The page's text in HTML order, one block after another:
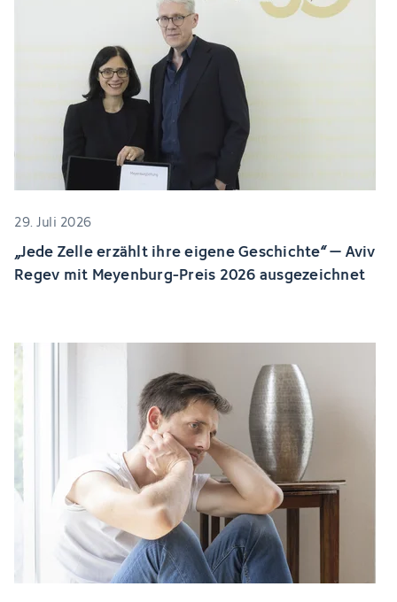
29. Juli 2026
„Jede Zelle erzählt ihre eigene Geschichte“ – Aviv
Regev mit Meyenburg-Preis 2026 ausgezeichnet